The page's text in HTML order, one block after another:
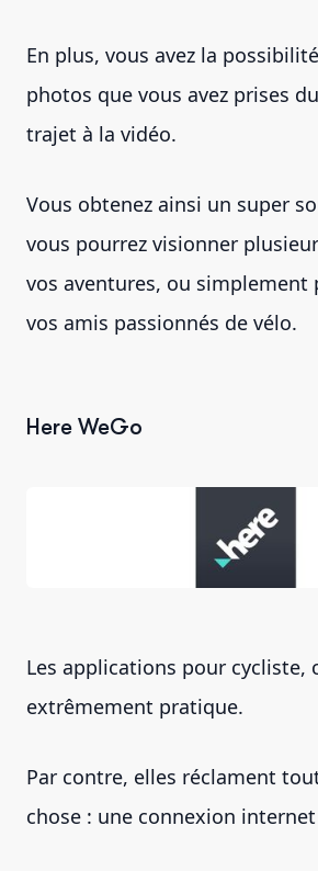
En plus, vous avez la
photos que vous avez prises
trajet à la vidéo.
Vous obtenez ainsi un super
vous pourrez visionner
vos aventures, ou simplement
vos amis passionnés de vélo.
Here WeGo
Les applications pour cycliste,
extrêmement pratique.
Par contre, elles réclament
chose : une connexion